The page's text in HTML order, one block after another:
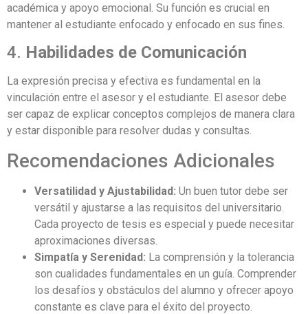
académica y apoyo emocional. Su función es crucial en
mantener al estudiante enfocado y enfocado en sus fines.
4. Habilidades de Comunicación
La expresión precisa y efectiva es fundamental en la
vinculación entre el asesor y el estudiante. El asesor debe
ser capaz de explicar conceptos complejos de manera clara
y estar disponible para resolver dudas y consultas.
Recomendaciones Adicionales
Versatilidad y Ajustabilidad: Un buen tutor debe ser
versátil y ajustarse a las requisitos del universitario.
Cada proyecto de tesis es especial y puede necesitar
aproximaciones diversas.
Simpatía y Serenidad: La comprensión y la tolerancia
son cualidades fundamentales en un guía. Comprender
los desafíos y obstáculos del alumno y ofrecer apoyo
constante es clave para el éxito del proyecto.